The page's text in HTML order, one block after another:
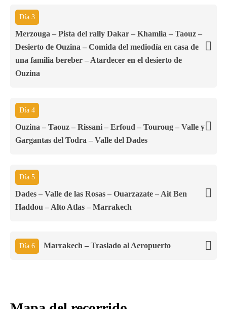
Día 3
Merzouga – Pista del rally Dakar – Khamlia – Taouz –
Desierto de Ouzina – Comida del mediodía en casa de
una familia bereber – Atardecer en el desierto de
Ouzina
Día 4
Ouzina – Taouz – Rissani – Erfoud – Touroug – Valle y
Gargantas del Todra – Valle del Dades
Día 5
Dades – Valle de las Rosas – Ouarzazate – Ait Ben
Haddou – Alto Atlas – Marrakech
Día 6 Marrakech – Traslado al Aeropuerto